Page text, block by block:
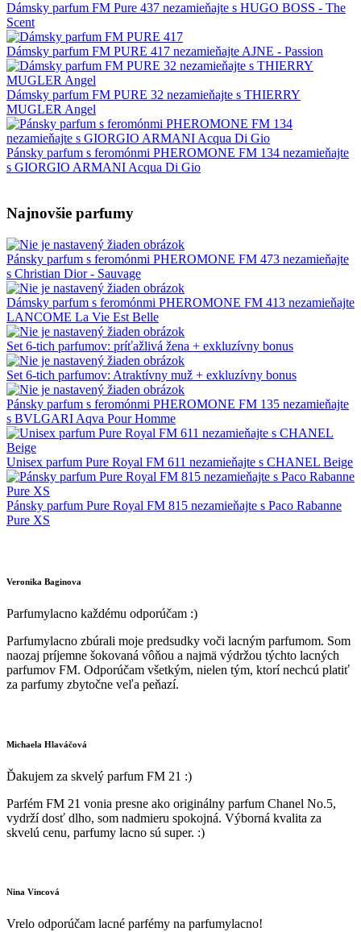
Dámsky parfum FM Pure 437 nezamieňajte s HUGO BOSS - The
Scent
Dámsky parfum FM PURE 417 nezamieňajte AJNE - Passion
Dámsky parfum FM PURE 32 nezamieňajte s THIERRY
MUGLER Angel
Pánsky parfum s feromónmi PHEROMONE FM 134 nezamieňajte
s GIORGIO ARMANI Acqua Di Gio
Najnovšie parfumy
Pánsky parfum s feromónmi PHEROMONE FM 473 nezamieňajte
s Christian Dior - Sauvage
Dámsky parfum s feromónmi PHEROMONE FM 413 nezamieňajte
LANCOME La Vie Est Belle
Set 6-tich parfumov: príťažlivá žena + exkluzívny bonus
Set 6-tich parfumov: Atraktívny muž + exkluzívny bonus
Pánsky parfum s feromónmi PHEROMONE FM 135 nezamieňajte
s BVLGARI Aqva Pour Homme
Unisex parfum Pure Royal FM 611 nezamieňajte s CHANEL Beige
Pánsky parfum Pure Royal FM 815 nezamieňajte s Paco Rabanne
Pure XS
Veronika Baginova
Parfumylacno každému odporúčam :)
Parfumylacno zbúrali moje predsudky voči lacným parfumom. Som
naozaj príjemne šokovaná vôňou a najmä výdržou týchto lacných
parfumov FM. Odporúčam všetkým, nielen tým, ktorí nechcú platiť
za parfumy zbytočne veľa peňazí.
Michaela Hlaváčová
Ďakujem za skvelý parfum FM 21 :)
Parfém FM 21 vonia presne ako originálny parfum Chanel No.5,
vydrží dosť dlho, som nadmieru spokojná. Výborná kvalita za
skvelú cenu, parfumy lacno sú super. :)
Nina Vincová
Vrelo odporúčam lacné parfémy na parfumylacno!